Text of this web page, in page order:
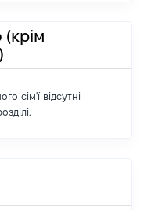
сім'ї відсутні